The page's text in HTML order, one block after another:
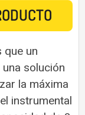
que un
solución
la máxima
instrumental